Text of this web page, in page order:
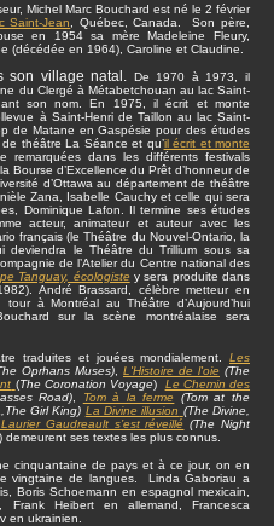
Michel Marc Bouchard est né le 2 février
Saint-Jean
, Québec, Canada. Son père,
en 1954 sa mère Madeleine Fleury,
(décédée en 1964), Caroline et Claudine.
son village natal.
De 1970 à 1973, il
du Clergé à Métabetchouan au lac Saint-
son nom. En 1975, il écrit et monte
à Saint-Henri de Taillon au lac Saint-
de Matane en Gaspésie pour des études
de théâtre La Séance et qu’il écrit et monte
remarquées dans les différents festivals
Bourse d’Excellence du Prêt d’honneur de
d’Ottawa au département de théâtre
Zana, Isabelle Cauchy et celle qui sera
Dominique Lafon. Il termine ses études
acteur, animateur et auteur avec les
français (le Théâtre du Nouvel-Ontario, la
le Théâtre du Trillium sous sa
de l’Atelier du Centre national des
Tanguay, écologiste y sera produite dans
André Brassard, célèbre metteur en
à Montréal au Théâtre d’Aujourd’hui
sur la scène montréalaise sera
traduites et jouées mondialement. Les
Oprhans Muses) L'Histoire de l'oie (The
(The Coronation Voyage) Le Chemin des
Road) Tom à la ferme
(Tom at the
Girl King) La Divine illusion (The Divine,
Gaudreault s’est réveillé (The Night
demeurent ses textes les plus connus.
cinquantaine de pays et à ce jour, on en
vingtaine de langues. Linda Gaboriau a
Boris Schoemann en espagnol mexicain,
Frank Heibert en allemand, Francesca
en ukrainien.